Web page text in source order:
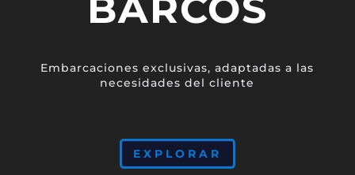
Embarcaciones exclusivas, adaptadas a las
necesidades del cliente
EXPLORAR